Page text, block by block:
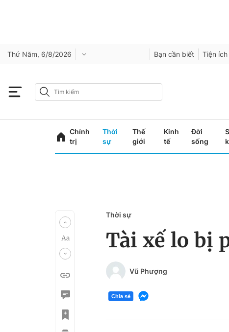
Thứ Năm, 6/8/2026 Bạn cần biết Tiện ích
Chính
trị
Thời
sự
Thế
giới
Kinh
tế
Đời
sống
Thời sự
Tài xế lo bị
Vũ Phượng
Chia sẻ